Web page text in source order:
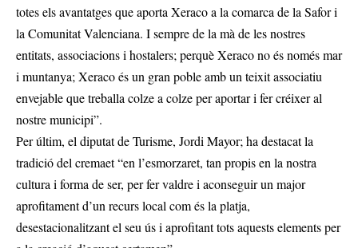
totes els avantatges que aporta Xeraco a la comarca de la Safor i
la Comunitat Valenciana. I sempre de la mà de les nostres
entitats, associacions i hostalers; perquè Xeraco no és només mar
i muntanya; Xeraco és un gran poble amb un teixit associatiu
envejable que treballa colze a colze per aportar i fer créixer al
nostre municipi”.
Per últim, el diputat de Turisme, Jordi Mayor; ha destacat la
tradició del cremaet “en l’esmorzaret, tan propis en la nostra
cultura i forma de ser, per fer valdre i aconseguir un major
aprofitament d’un recurs local com és la platja,
desestacionalitzant el seu ús i aprofitant tots aquests elements per